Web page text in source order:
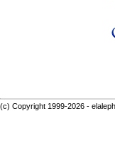
(c) Copyright 1999-2026 -